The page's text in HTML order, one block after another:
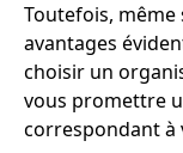
Toutefois,
avantages
choisir un
vous promettre
correspondant à